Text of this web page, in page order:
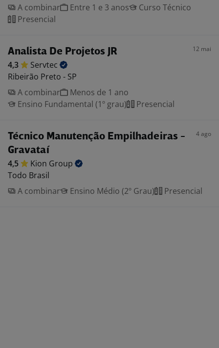
A combinar Entre 1 e 3 anos
Curso Técnico
Presencial
Analista De Projetos JR 12 mai
4,3
Servtec
Ribeirão Preto - SP
A combinar
Menos de 1 ano
Ensino Fundamental (1º grau)
Presencial
Técnico Manutenção Empilhadeiras -
Gravataí
4 ago
4,5 Kion Group
Todo Brasil
A combinar
Ensino Médio (2º Grau) Presencial